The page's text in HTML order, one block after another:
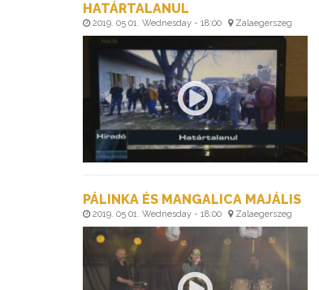
HATÁRTALANUL
2019. 05 01. Wednesday - 18:00 Zalaegerszeg
PÁLINKA ÉS MANGALICA MAJÁLIS
2019. 05 01. Wednesday - 18:00 Zalaegerszeg